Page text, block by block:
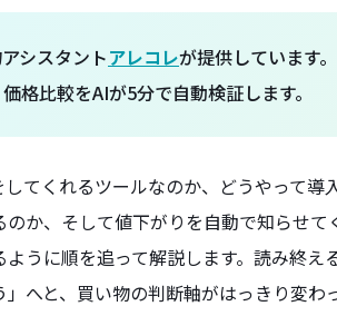
シスタントアレコレが提供しています
格比較をAIが5分で自動検証します。
てくれるツールなのか、どうやって導
か、そして値下がりを自動で知らせ
うに順を追って解説します。読み終え
へと、買い物の判断軸がはっきり変わ